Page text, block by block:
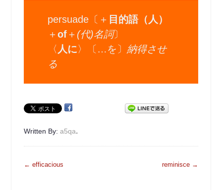
persuade〔＋ 目的語（人）
＋of＋ (代)名詞〕
〈 人に〉〔…を〕 納得させ
る
Written By:a5qa.
投
← efficacious reminisce →